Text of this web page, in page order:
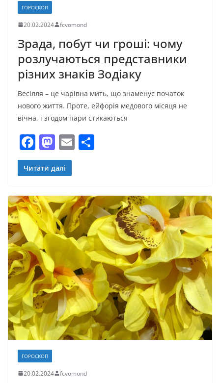
ГОРОСКОП
20.02.2024 fcvomond
Зрада, побут чи гроші: чому
розлучаються представники
різних знаків Зодіаку
Весілля – це чарівна мить, що знаменує початок
нового життя. Проте, ейфорія медового місяця не
вічна, і згодом пари стикаються
F
a
c
b
o
o
k
M
a
st
d
o
n
E
и
т
и
с
я
Читати далі
ГОРОСКОП
20.02.2024 fcvomond